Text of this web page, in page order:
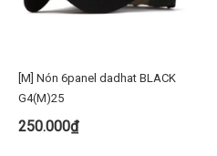
[M] Nón 6panel dadhat BLACK
G4(M)25
250.000₫